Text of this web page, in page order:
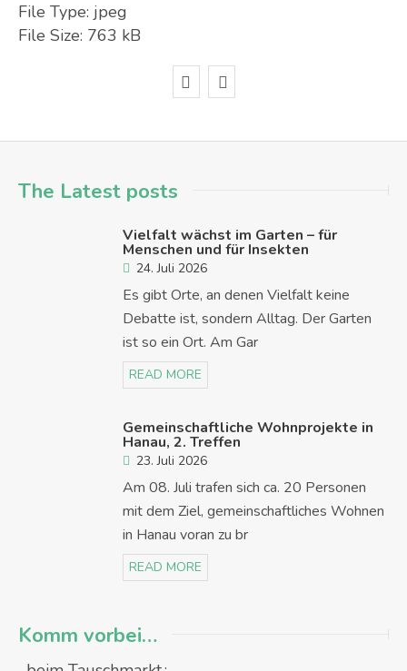
File Type: jpeg
File Size: 763 kB
The Latest posts
Vielfalt wächst im Garten – für
Menschen und für Insekten
24. Juli 2026
Es gibt Orte, an denen Vielfalt keine
Debatte ist, sondern Alltag. Der Garten
ist so ein Ort. Am Gar
READ MORE
Gemeinschaftliche Wohnprojekte in
Hanau, 2. Treffen
23. Juli 2026
Am 08. Juli trafen sich ca. 20 Personen
mit dem Ziel, gemeinschaftliches Wohnen
in Hanau voran zu br
READ MORE
Komm vorbei…